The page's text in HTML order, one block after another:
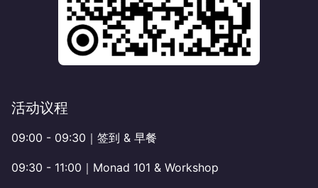
​​活动议程
09:00 - 09:30｜签到 & 早餐
09:30 - 11:00｜Monad 101 & Workshop